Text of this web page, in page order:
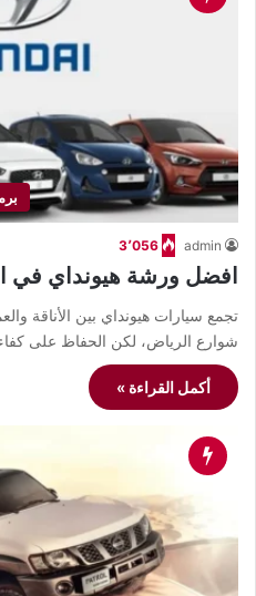
admin 3٬056
افضل ورشة هيونداي في
تجمع سيارات هيونداي بين الأناقة
شوارع الرياض، لكن الحفاظ على
أكمل القراءة »